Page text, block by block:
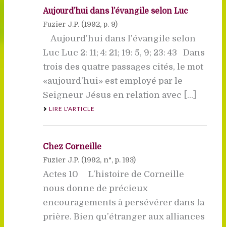
Aujourd’hui dans l’évangile selon Luc
Fuzier J.P. (1992, p. 9)
Aujourd’hui dans l’évangile selon
Luc Luc 2: 11; 4: 21; 19: 5, 9; 23: 43 Dans
trois des quatre passages cités, le mot
«aujourd’hui» est employé par le
Seigneur Jésus en relation avec [...]
LIRE L'ARTICLE
Chez Corneille
Fuzier J.P. (1992, n°, p. 193)
Actes 10 L’histoire de Corneille
nous donne de précieux
encouragements à persévérer dans la
prière. Bien qu’étranger aux alliances